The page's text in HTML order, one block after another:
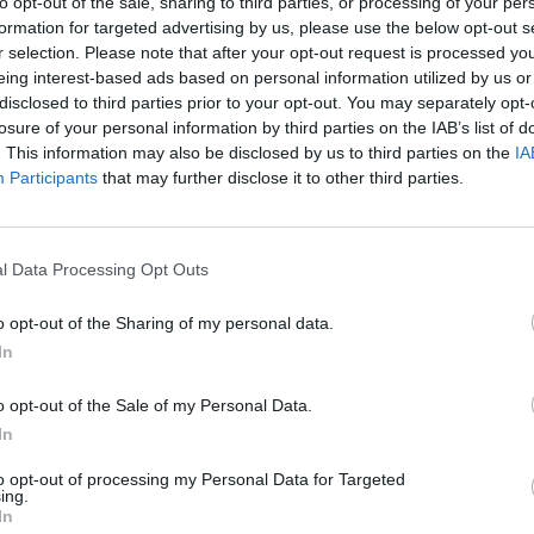
for targeted advertising by us, please use the below opt-out
selection. Please note that after your opt-out request is processed
interest-based ads based on personal information utilized by us
to third parties prior to your opt-out. You may separately
of your personal information by third parties on the IAB’s list of
This information may also be disclosed by us to third parties on the
Participants that may further disclose it to other third parties.
Data Processing Opt Outs
opt-out of the Sharing of my personal data.
opt-out of the Sale of my Personal Data.
opt-out of processing my Personal Data for Targeted
Nosící maminky na plese vybrali
na malého Maximka 37 245 korun
Martin Poulíček 16. 2. 2020
PODLESÍ – Druhý dobročinný nosící ples se uskutečnil
v sobotu 15. února v Pivovaru Podlesí a opět se
maminky...
NEJČTENĚJŠÍ ČLÁNKY
účet na pomoc mladé